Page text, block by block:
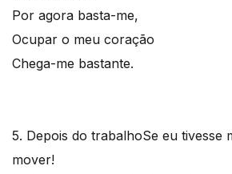
Por agora basta-me,
Ocupar o meu coração
Chega-me bastante.
5. Depois do trabalhoSe eu tivesse
mover!